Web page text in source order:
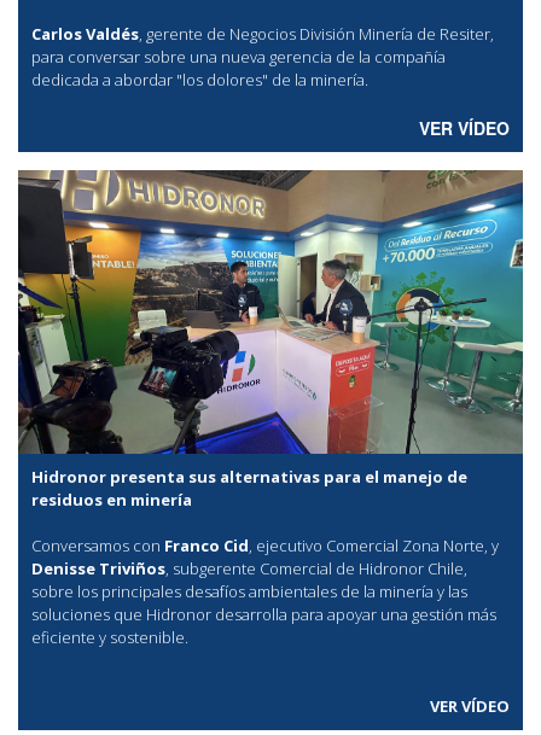
Carlos Valdés, gerente de Negocios División Minería de Resiter,
para conversar sobre una nueva gerencia de la compañía
dedicada a abordar "los dolores" de la minería.
VER VÍDEO
Hidronor presenta sus alternativas para el manejo de
residuos en minería
Conversamos con Franco Cid, ejecutivo Comercial Zona Norte, y
Denisse Triviños, subgerente Comercial de Hidronor Chile,
sobre los principales desafíos ambientales de la minería y las
soluciones que Hidronor desarrolla para apoyar una gestión más
eficiente y sostenible.
VER VÍDEO